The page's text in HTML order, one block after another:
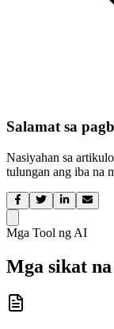
Salamat sa
Nasiyahan sa
tulungan ang iba na
Mga Tool ng AI
Mga sikat